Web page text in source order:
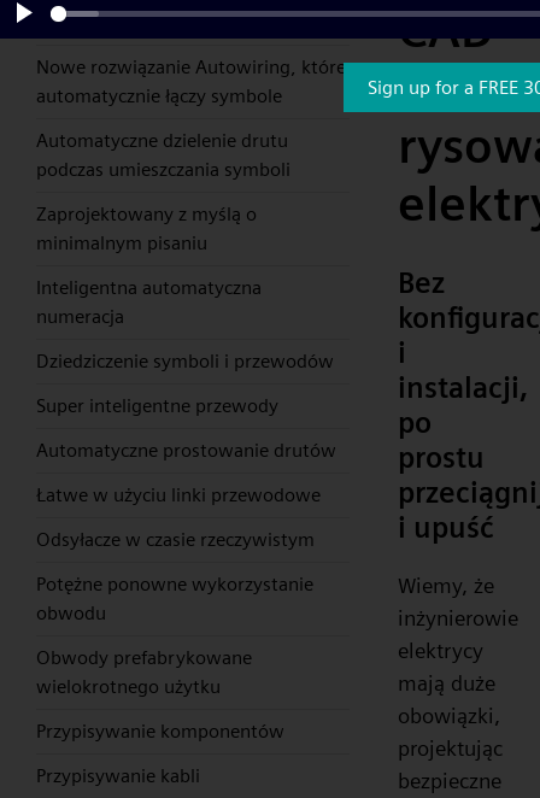
przeciągnij i upuść
Nowe rozwiązanie Autowiring, które
automatycznie łączy symbole
Automatyczne dzielenie drutu
podczas umieszczania symboli
Zaprojektowany z myślą o
minimalnym pisaniu
Inteligentna automatyczna
numeracja
Dziedziczenie symboli i przewodów
Super inteligentne przewody
Automatyczne prostowanie drutów
Łatwe w użyciu linki przewodowe
Odsyłacze w czasie rzeczywistym
Potężne ponowne wykorzystanie
obwodu
Obwody prefabrykowane
wielokrotnego użytku
Przypisywanie komponentów
Przypisywanie kabli
CAD
do
Bez
i
instalacji,
po
prostu
i upuść
Wiemy, że
inżynierowie
elektrycy
mają duże
obowiązki,
projektując
bezpieczne
Play
Sign up for a FREE